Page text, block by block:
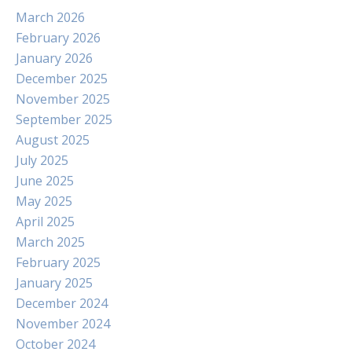
March 2026
February 2026
January 2026
December 2025
November 2025
September 2025
August 2025
July 2025
June 2025
May 2025
April 2025
March 2025
February 2025
January 2025
December 2024
November 2024
October 2024